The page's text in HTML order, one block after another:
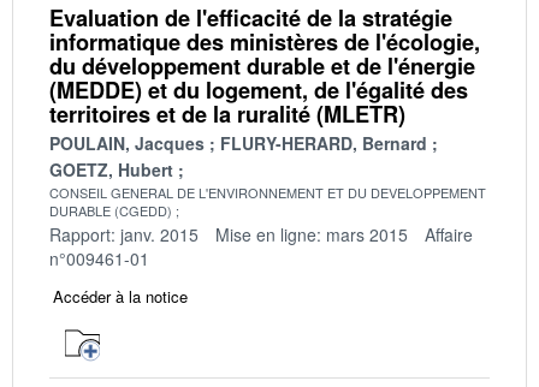
Evaluation de l'efficacité de la stratégie
informatique des ministères de l'écologie,
du développement durable et de l'énergie
(MEDDE) et du logement, de l'égalité des
territoires et de la ruralité (MLETR)
POULAIN, Jacques
FLURY-HERARD, Bernard
GOETZ, Hubert
CONSEIL GENERAL DE L'ENVIRONNEMENT ET DU DEVELOPPEMENT
DURABLE (CGEDD)
Rapport: janv. 2015 Mise en ligne: mars 2015
Affaire
n°009461-01
Accéder à la notice